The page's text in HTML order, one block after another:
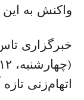
واکنش به
خبرگزاری
اتهام‌زنی